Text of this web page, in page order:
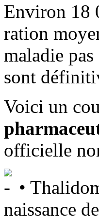
Environ 18
ration
maladie
sont
Voici un
officielle
•
naissance